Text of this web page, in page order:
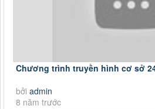
Chương trình truyền hình cơ sở
bởi admin
8 năm trước